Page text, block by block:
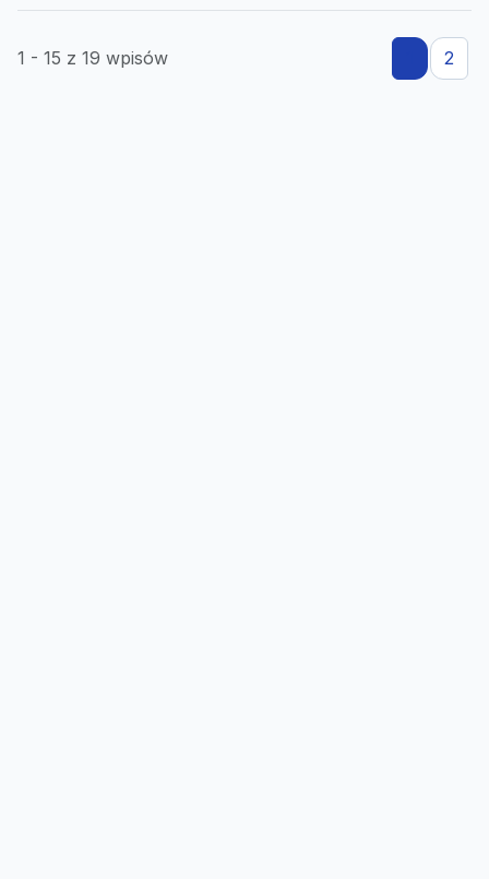
1 - 15 z 19 wpisów 2